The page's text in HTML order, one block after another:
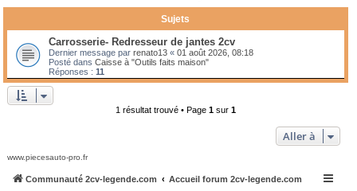
Sujets
Carrosserie- Redresseur de jantes 2cv
Dernier message par renato13 « 01 août 2026, 08:18
Posté dans Caisse à "Outils faits maison"
Réponses : 11
1 résultat trouvé • Page 1sur 1
Aller à
www.piecesauto-pro.fr
Communauté 2cv-legende.com Accueil forum 2cv-legende.com